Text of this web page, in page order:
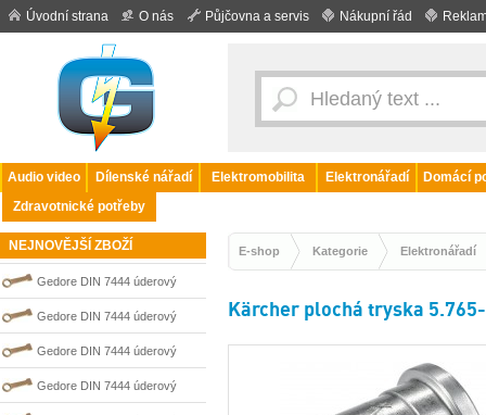
Úvodní strana O nás Půjčovna a servis Nákupní řád
Audio video Dílenské nářadí Elektromobilita Elektronářadí
Domácí
Zdravotnické potřeby
NEJNOVĚJŠÍ ZBOŽÍ
Gedore DIN 7444 úderový
nejiskřivý plochý (palcový) klíč
0100202S
Gedore DIN 7444 úderový
nejiskřivý plochý (palcový) klíč
0100205S
Gedore DIN 7444 úderový
nejiskřivý plochý (palcový) klíč
Gedore DIN 7444 úderový
E-shop Kategorie Elektronářadí
Kärcher plochá tryska